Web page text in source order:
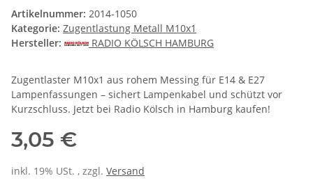
Artikelnummer: 2014-1050
Kategorie: Zugentlastung Metall M10x1
Hersteller:
RADIO KÖLSCH HAMBURG
Zugentlaster M10x1 aus rohem Messing für E14 & E27
Lampenfassungen – sichert Lampenkabel und schützt vor
Kurzschluss. Jetzt bei Radio Kölsch in Hamburg kaufen!
3,05 €
inkl. 19% USt. , zzgl. Versand